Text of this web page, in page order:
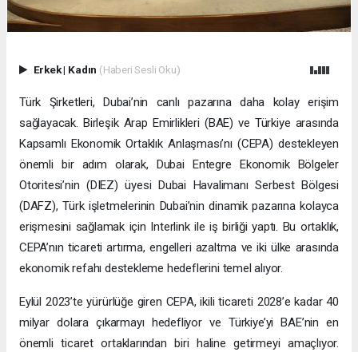
Erkek| Kadın (Haberi Sesli Oku)
Türk Şirketleri, Dubai’nin canlı pazarına daha kolay erişim
sağlayacak. Birleşik Arap Emirlikleri (BAE) ve Türkiye arasında
Kapsamlı Ekonomik Ortaklık Anlaşması’nı (CEPA) destekleyen
önemli bir adım olarak, Dubai Entegre Ekonomik Bölgeler
Otoritesi’nin (DIEZ) üyesi Dubai Havalimanı Serbest Bölgesi
(DAFZ), Türk işletmelerinin Dubai’nin dinamik pazarına kolayca
erişmesini sağlamak için Interlink ile iş birliği yaptı. Bu ortaklık,
CEPA’nın ticareti artırma, engelleri azaltma ve iki ülke arasında
ekonomik refahı destekleme hedeflerini temel alıyor.
Eylül 2023’te yürürlüğe giren CEPA, ikili ticareti 2028’e kadar 40
milyar dolara çıkarmayı hedefliyor ve Türkiye’yi BAE’nin en
önemli ticaret ortaklarından biri haline getirmeyi amaçlıyor.